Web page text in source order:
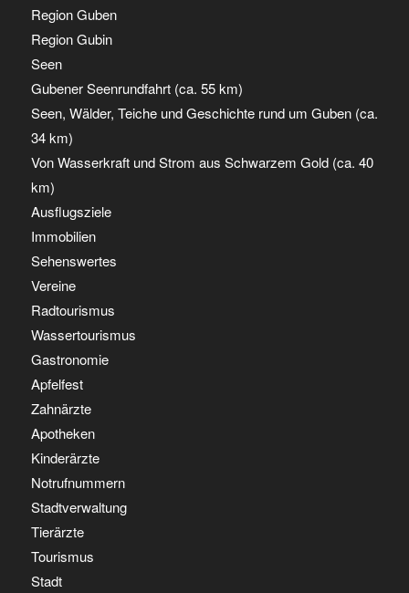
Region Guben
Region Gubin
Seen
Gubener Seenrundfahrt (ca. 55 km)
Seen, Wälder, Teiche und Geschichte rund um Guben (ca.
34 km)
Von Wasserkraft und Strom aus Schwarzem Gold (ca. 40
km)
Ausflugsziele
Immobilien
Sehenswertes
Vereine
Radtourismus
Wassertourismus
Gastronomie
Apfelfest
Zahnärzte
Apotheken
Kinderärzte
Notrufnummern
Stadtverwaltung
Tierärzte
Tourismus
Stadt